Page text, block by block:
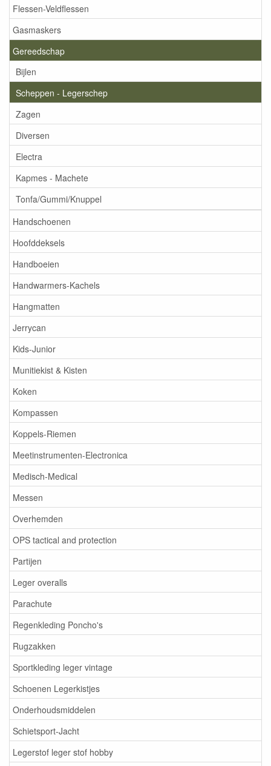
Flessen-Veldflessen
Gasmaskers
Gereedschap
Bijlen
Scheppen - Legerschep
Zagen
Diversen
Electra
Kapmes - Machete
Tonfa/Gummi/Knuppel
Handschoenen
Hoofddeksels
Handboeien
Handwarmers-Kachels
Hangmatten
Jerrycan
Kids-Junior
Munitiekist & Kisten
Koken
Kompassen
Koppels-Riemen
Meetinstrumenten-Electronica
Medisch-Medical
Messen
Overhemden
OPS tactical and protection
Partijen
Leger overalls
Parachute
Regenkleding Poncho's
Rugzakken
Sportkleding leger vintage
Schoenen Legerkistjes
Onderhoudsmiddelen
Schietsport-Jacht
Legerstof leger stof hobby